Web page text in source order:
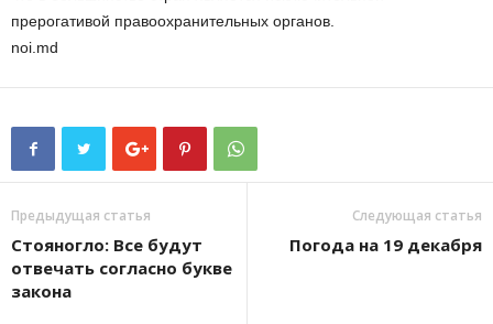
прерогативой правоохранительных органов.
noi.md
Предыдущая статья
Стояногло: Все будут
отвечать согласно букве
закона
Следующая статья
Погода на 19 декабря